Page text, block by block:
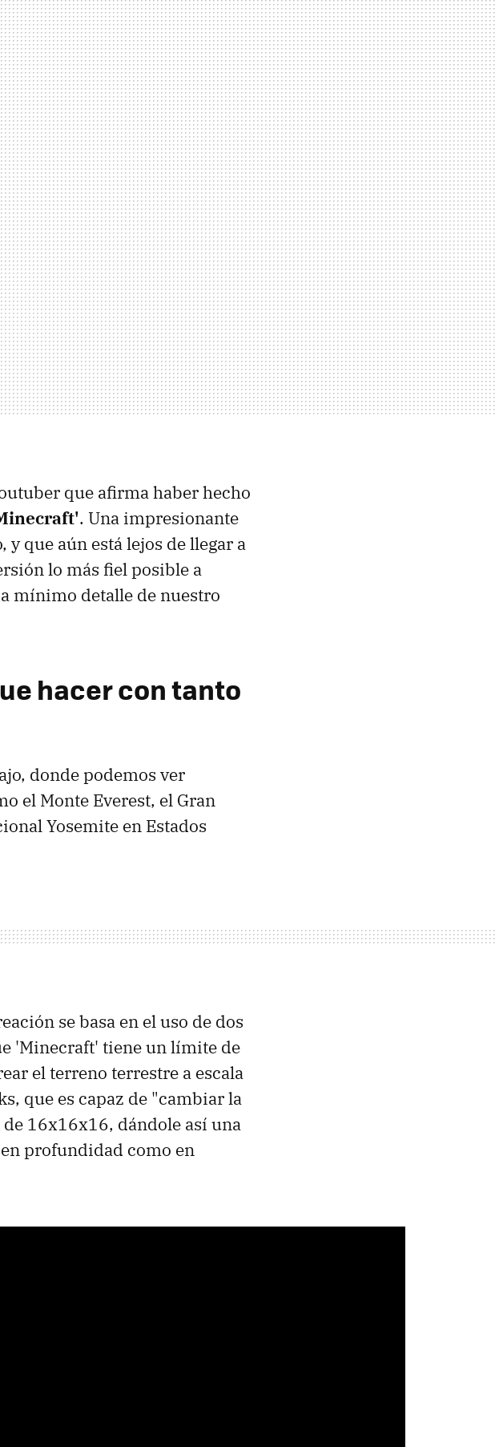
que afirma haber hecho
. Una impresionante
que aún está lejos de llegar a
lo más fiel posible a
mínimo detalle de nuestro
hacer con tanto
donde podemos ver
el Monte Everest, el Gran
Yosemite en Estados
se basa en el uso de dos
'Minecraft' tiene un límite de
el terreno terrestre a escala
que es capaz de "cambiar la
16x16x16, dándole así una
profundidad como en